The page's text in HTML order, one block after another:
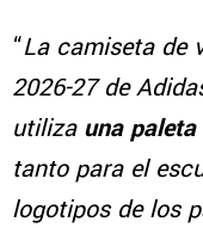
“La camiseta de
2026-27 de
utiliza una
tanto para el
logotipos de los